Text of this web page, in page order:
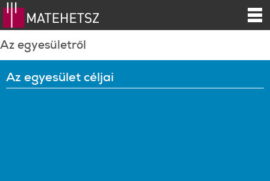
Az egyesületről
Az egyesület céljai